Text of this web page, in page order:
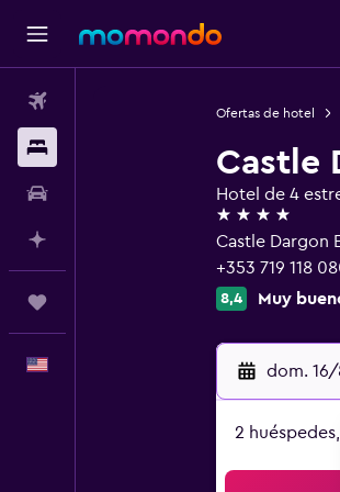
Ofertas de hotel
Castle
Hotel de 4
4 estrellas
Castle Dargon
+353 719 118
8,4 Muy
dom. 16/
2